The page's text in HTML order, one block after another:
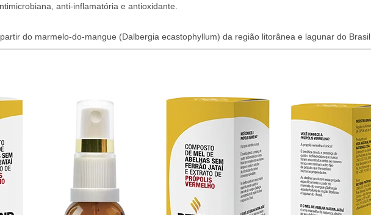
anti-inflamatória e antioxidante.
do marmelo-do-mangue (Dalbergia ecastophyllum) da região litorânea e lagunar do Brasil.